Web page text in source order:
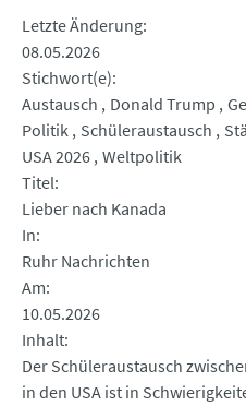
Letzte Änderung
08.05.2026
Stichwort(e)
Austausch
Donald Trump
Politik Schüleraustausch
USA 2026 Weltpolitik
Titel
Lieber nach Kanada
In
Ruhr Nachrichten
Am
10.05.2026
Inhalt
Der Schüleraustausch
in den USA ist in